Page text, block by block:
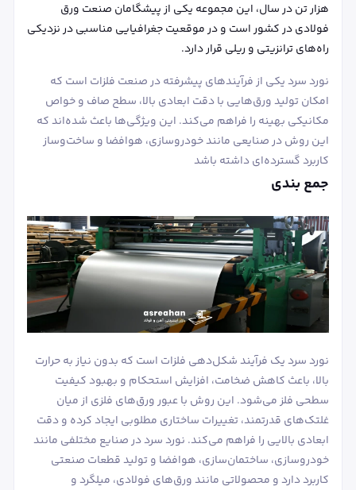
هزار تن در سال، این مجموعه یکی از پیشگامان صنعت ورق
فولادی در کشور است و در موقعیت جغرافیایی مناسبی در نزدیکی
راه‌های ترانزیتی و ریلی قرار دارد.
نورد سرد یکی از فرآیندهای پیشرفته در صنعت فلزات است که
امکان تولید ورق‌هایی با دقت ابعادی بالا، سطح صاف و خواص
مکانیکی بهینه را فراهم می‌کند. این ویژگی‌ها باعث شده‌اند که
این روش در صنایعی مانند خودروسازی، هوافضا و ساخت‌وساز
کاربرد گسترده‌ای داشته باشد
جمع بندی
نورد سرد یک فرآیند شکل‌دهی فلزات است که بدون نیاز به حرارت
بالا، باعث کاهش ضخامت، افزایش استحکام و بهبود کیفیت
سطحی فلز می‌شود. این روش با عبور ورق‌های فلزی از میان
غلتک‌های قدرتمند، تغییرات ساختاری مطلوبی ایجاد کرده و دقت
ابعادی بالایی را فراهم می‌کند. نورد سرد در صنایع مختلفی مانند
خودروسازی، ساختمان‌سازی، هوافضا و تولید قطعات صنعتی
کاربرد دارد و محصولاتی مانند ورق‌های فولادی، میلگرد و